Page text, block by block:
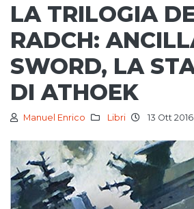
LA TRILOGIA
RADCH:
SWORD, LA
DI ATHOEK
Manuel Enrico Libri 13 Ott 2016